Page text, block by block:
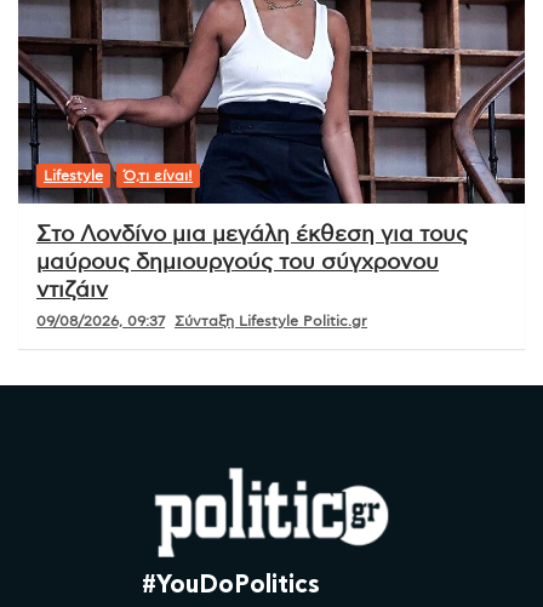
Lifestyle Ό,τι είναι!
Στο Λονδίνο μια μεγάλη έκθεση για τους
μαύρους δημιουργούς του σύγχρονου
ντιζάιν
09/08/2026, 09:37 Σύνταξη Lifestyle Politic.gr
#YouDoPolitics